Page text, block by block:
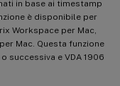
in base ai timestamp
è disponibile per
Workspace per Mac,
Mac. Questa funzione
successiva e VDA 1906